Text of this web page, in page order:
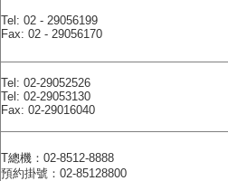
Tel: 02 - 29056199
Fax: 02 - 29056170
Tel: 02-29052526
Tel: 02-29053130
Fax: 02-29016040
T總機：02-8512-8888
預約掛號：02-85128800